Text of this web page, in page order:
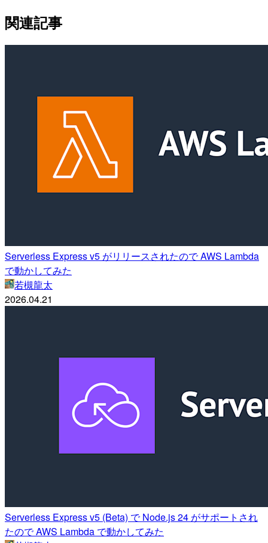
関連記事
Serverless Express v5 がリリースされたので AWS Lambda
で動かしてみた
若槻龍太
2026.04.21
Serverless Express v5 (Beta) で Node.js 24 がサポートされ
たので AWS Lambda で動かしてみた